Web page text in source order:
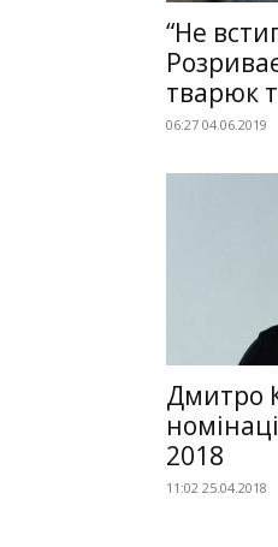
“Не
тварюк
06:27 04.06.2019
Дмитро
2018
11:02 25.04.2018